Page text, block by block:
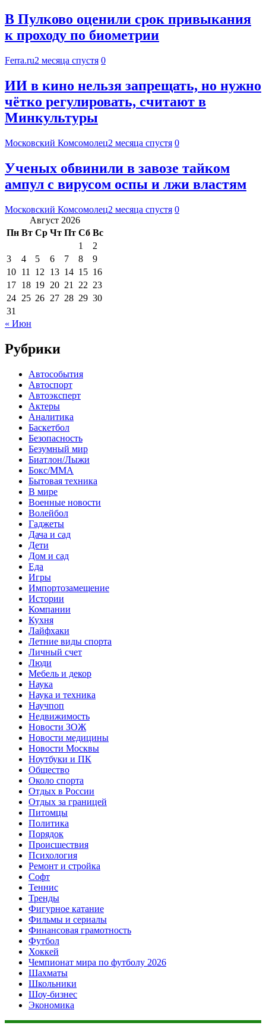
В Пулково оценили срок привыкания
к проходу по биометрии
Ferra.ru2 месяца спустя 0
ИИ в кино нельзя запрещать, но нужно
чётко регулировать, считают в
Минкультуры
Московский Комсомолец2 месяца спустя 0
Ученых обвинили в завозе тайком
ампул с вирусом оспы и лжи властям
Московский Комсомолец2 месяца спустя 0
Август 2026
Пн Вт Ср Чт Пт Сб Вс
1
2
3
4 5 6 7 8
9
10 11 12 13 14 15 16
17 18 19 20 21 22 23
24 25 26 27 28 29 30
31
« Июн
Рубрики
Автособытия
Автоспорт
Автоэксперт
Актеры
Аналитика
Баскетбол
Безопасность
Безумный мир
Биатлон/Лыжи
Бокс/MMA
Бытовая техника
В мире
Военные новости
Волейбол
Гаджеты
Дача и сад
Дети
Дом и сад
Еда
Игры
Импортозамещение
Истории
Компании
Кухня
Лайфхаки
Летние виды спорта
Личный счет
Люди
Мебель и декор
Наука
Наука и техника
Научпоп
Недвижимость
Новости ЗОЖ
Новости медицины
Новости Москвы
Ноутбуки и ПК
Общество
Около спорта
Отдых в России
Отдых за границей
Питомцы
Политика
Порядок
Происшествия
Психология
Ремонт и стройка
Софт
Теннис
Тренды
Фигурное катание
Фильмы и сериалы
Финансовая грамотность
Футбол
Хоккей
Чемпионат мира по футболу 2026
Шахматы
Школьники
Шоу-бизнес
Экономика